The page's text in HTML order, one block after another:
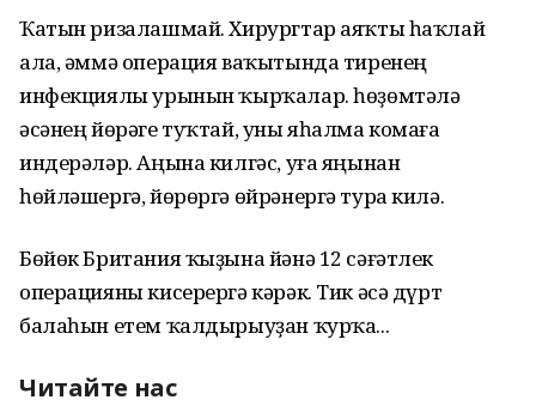
Ҡатын ризалашмай. Хирургтар аяҡты һаҡлай
ала, әммә операция ваҡытында тиренең
инфекциялы урынын ҡырҡалар. һөҙөмтәлә
әсәнең йөрәге туҡтай, уны яһалма комаға
индерәләр. Аңына килгәс, уға яңынан
һөйләшергә, йөрөргә өйрәнергә тура килә.
Бөйөк Британия ҡыҙына йәнә 12 сәғәтлек
операцияны кисерергә кәрәк. Тик әсә дүрт
балаһын етем ҡалдырыуҙан ҡурҡа...
Читайте нас